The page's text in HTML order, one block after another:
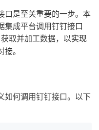
口是至关重要的一步。本
集成平台调用钉钉接口
取并加工数据，以实现
。
如何调用钉钉接口。以下